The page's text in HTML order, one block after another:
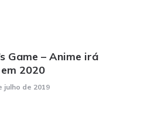
Game – Anime irá
2020
julho de 2019